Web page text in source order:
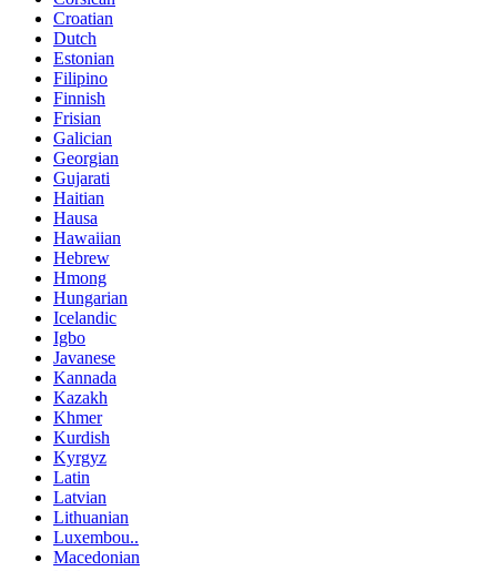
Croatian
Dutch
Estonian
Filipino
Finnish
Frisian
Galician
Georgian
Gujarati
Haitian
Hausa
Hawaiian
Hebrew
Hmong
Hungarian
Icelandic
Igbo
Javanese
Kannada
Kazakh
Khmer
Kurdish
Kyrgyz
Latin
Latvian
Lithuanian
Luxembou..
Macedonian